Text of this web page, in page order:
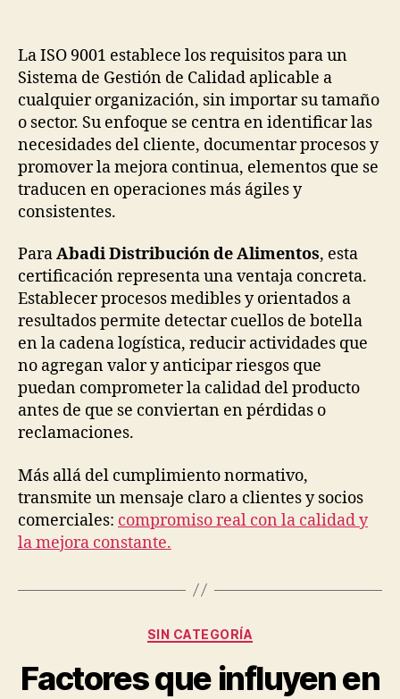
publicación
publicación
La ISO 9001 establece los requisitos para un
Sistema de Gestión de Calidad aplicable a
cualquier organización, sin importar su tamaño
o sector. Su enfoque se centra en identificar las
necesidades del cliente, documentar procesos y
promover la mejora continua, elementos que se
traducen en operaciones más ágiles y
consistentes.
ParaAbadi Distribución de Alimentos, esta
certificación representa una ventaja concreta.
Establecer procesos medibles y orientados a
resultados permite detectar cuellos de botella
en la cadena logística, reducir actividades que
no agregan valor y anticipar riesgos que
puedan comprometer la calidad del producto
antes de que se conviertan en pérdidas o
reclamaciones.
Más allá del cumplimiento normativo,
transmite un mensaje claro a clientes y socios
comerciales: compromiso real con la calidad y
la mejora constante.
Categorías
SIN CATEGORÍA
Factores que influyen en